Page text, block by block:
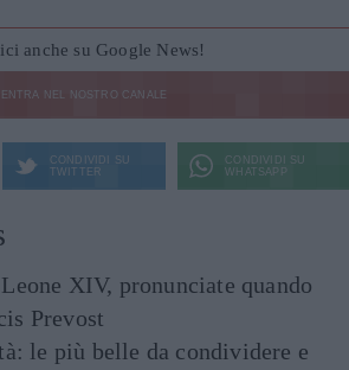
anche su Google News!
ENTRA NEL NOSTRO CANALE
CONDIVIDI SU
TWITTER
CONDIVIDI SU
WHATSAPP
XIV, pronunciate quando
Prevost
le più belle da condividere e